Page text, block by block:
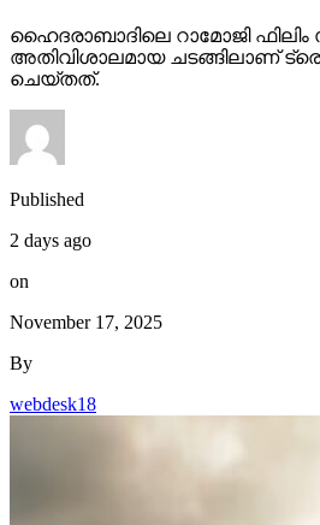
ഹൈദരാബാദിലെ റാമോജി ഫിലിം
അതിവിശാലമായ ചടങ്ങിലാണ്
ചെയ്തത്.
Published
2 days ago
on
November 17, 2025
By
webdesk18